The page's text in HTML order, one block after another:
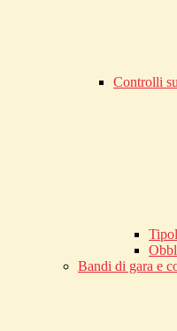
Controlli
Bandi di gara e